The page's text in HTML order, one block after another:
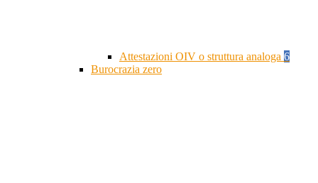
Attestazioni OIV o struttura analoga 6
Burocrazia zero